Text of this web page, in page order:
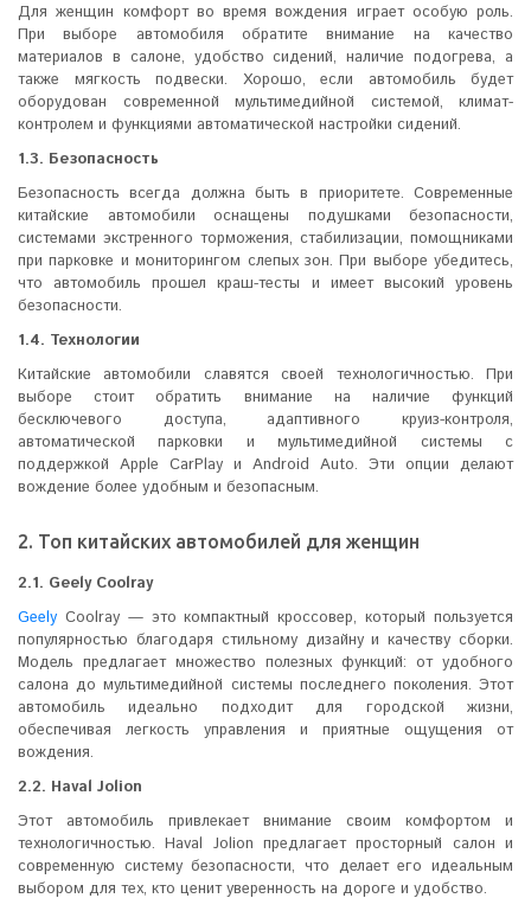
Для женщин комфорт во время вождения играет особую роль.
При выборе автомобиля обратите внимание на качество
материалов в салоне, удобство сидений, наличие подогрева, а
также мягкость подвески. Хорошо, если автомобиль будет
оборудован современной мультимедийной системой, климат-
контролем и функциями автоматической настройки сидений.
1.3. Безопасность
Безопасность всегда должна быть в приоритете. Современные
китайские автомобили оснащены подушками безопасности,
системами экстренного торможения, стабилизации, помощниками
при парковке и мониторингом слепых зон. При выборе убедитесь,
что автомобиль прошел краш-тесты и имеет высокий уровень
безопасности.
1.4. Технологии
Китайские автомобили славятся своей технологичностью. При
выборе стоит обратить внимание на наличие функций
бесключевого доступа, адаптивного круиз-контроля,
автоматической парковки и мультимедийной системы с
поддержкой Apple CarPlay и Android Auto. Эти опции делают
вождение более удобным и безопасным.
2. Топ китайских автомобилей для женщин
2.1. Geely Coolray
Geely Coolray — это компактный кроссовер, который пользуется
популярностью благодаря стильному дизайну и качеству сборки.
Модель предлагает множество полезных функций: от удобного
салона до мультимедийной системы последнего поколения. Этот
автомобиль идеально подходит для городской жизни,
обеспечивая легкость управления и приятные ощущения от
вождения.
2.2. Haval Jolion
Этот автомобиль привлекает внимание своим комфортом и
технологичностью. Haval Jolion предлагает просторный салон и
современную систему безопасности, что делает его идеальным
выбором для тех, кто ценит уверенность на дороге и удобство.